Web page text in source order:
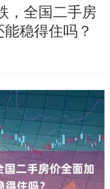
，全国二手房
稳得住吗？